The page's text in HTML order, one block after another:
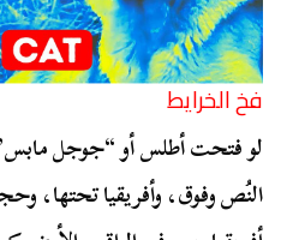
فخ الخرايط
لو فتحت أطلس أو “جوجل
النُص وفوق، وأفريقيا تحتها،